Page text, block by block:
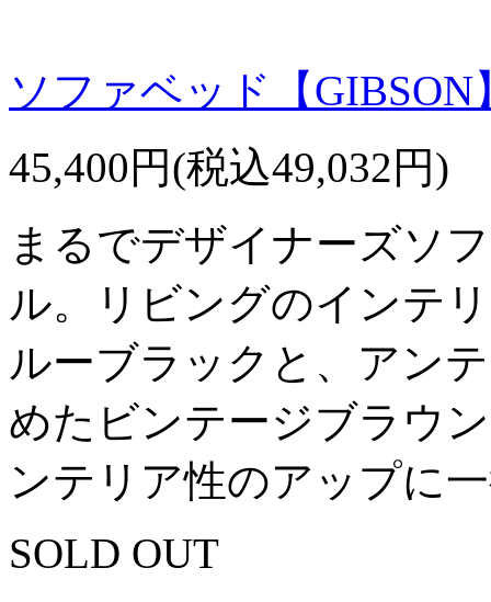
ソファベッド【
45,400円(税込49,032円)
まるでデザイナーズソ
ル。リビングのインテ
ルーブラックと、アン
めたビンテージブラウ
ンテリア性のアップに
SOLD OUT